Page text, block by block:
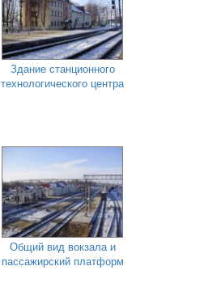
Здание станционного
технологического центра
Общий вид вокзала и
пассажирский платформ